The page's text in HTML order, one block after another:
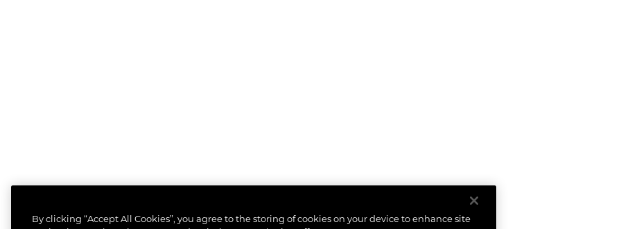
By clicking “Accept All Cookies”, you agree to the storing of cookies on your device to enhance site